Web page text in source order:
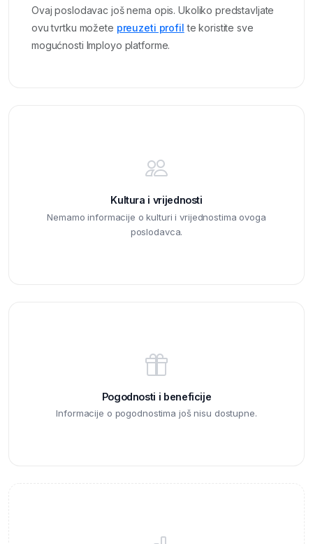
Ovaj poslodavac još nema opis. Ukoliko predstavljate
ovu tvrtku možete preuzeti profil te koristite sve
mogućnosti Imployo platforme.
Kultura i vrijednosti
Nemamo informacije o kulturi i vrijednostima ovoga
poslodavca.
Pogodnosti i beneficije
Informacije o pogodnostima još nisu dostupne.